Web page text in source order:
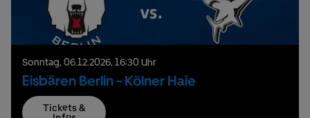
Sonntag,06.12.2026,16:30 Uhr
Eisbären Berlin - Kölner Haie
Tickets &